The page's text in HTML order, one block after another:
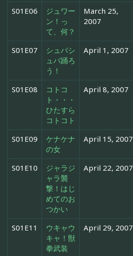
S01E06
ジュワー
ン！っ
て、何？
March 25,
2007
S01E07
シュバシ
ュバ踊ろ
う！
April 1, 2007
S01E08
コトコ
ト・・・
ひたすら
コトコト
April 8, 2007
S01E09
ケナケナ
の女
April 15, 2007
S01E10
ジャラジ
ャラ襲
撃！はじ
めてのお
つかい
April 22, 2007
S01E11
ウキャウ
キャ！獣
拳武装
April 29, 2007